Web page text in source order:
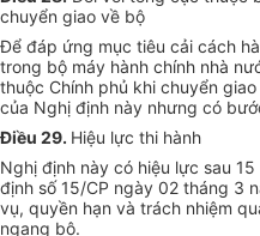
chuyển giao về bộ
Để đáp ứng mục tiêu cải cách
trong bộ máy hành chính nhà
thuộc Chính phủ khi chuyển
của Nghị định này nhưng có
Điều 29. Hiệu lực thi hành
Nghị định này có hiệu lực sau
định số 15/CP ngày 02 tháng 3
vụ, quyền hạn và trách nhiệm
ngang bộ.